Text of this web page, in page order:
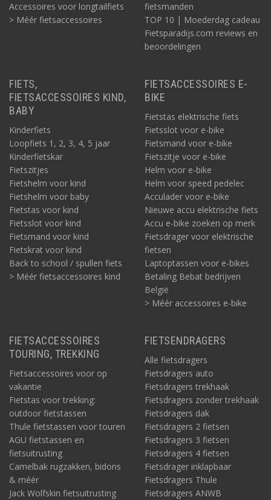
Accessoires voor longtailfiets
> Méér fietsaccessoires
fietsmanden
TOP 10 | Moederdag cadeau
Fietsparadijs.com reviews en
beoordelingen
FIETS,
FIETSACCESSOIRES KIND,
BABY
Kinderfiets
Loopfiets 1, 2, 3, 4, 5 jaar
Kinderfietskar
Fietszitjes
Fietshelm voor kind
Fietshelm voor baby
Fietstas voor kind
Fietsslot voor kind
Fietsmand voor kind
Fietskrat voor kind
Back to school / spullen fiets
> Méér fietsaccessoires kind
FIETSACCESSOIRES E-
BIKE
Fietstas elektrische fiets
Fietsslot voor e-bike
Fietsmand voor e-bike
Fietszitje voor e-bike
Helm voor e-bike
Helm voor speed pedelec
Acculader voor e-bike
Nieuwe accu elektrische fiets
Accu e-bike zoeken op merk
Fietsdrager voor elektrische
fietsen
Laptoptassen voor e-bikes
Betaling Bebat bedrijven
België
> Méér accessoires e-bike
FIETSACCESSOIRES
TOURING, TREKKING
Fietsaccessoires voor op
vakantie
Fietstas voor trekking:
outdoor fietstassen
Thule fietstassen voor touren
AGU fietstassen en
fietsuitrusting
Camelbak rugzakken, bidons
& méér
Jack Wolfskin fietsuitrusting
FIETSENDRAGERS
Alle fietsdragers
Fietsdragers auto
Fietsdragers trekhaak
Fietsdragers zonder trekhaak
Fietsdragers dak
Fietsdragers 2 fietsen
Fietsdragers 3 fietsen
Fietsdragers 4 fietsen
Fietsdrager inklapbaar
Fietsdragers Thule
Fietsdragers ANWB